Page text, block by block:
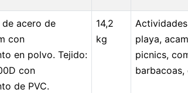
de acero de
con
en polvo. Tejido:
con
de PVC.
14,2
kg
playa,
picnics,